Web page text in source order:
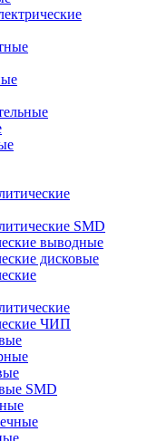
SMD
выводные
дисковые
ЧИП
SMD